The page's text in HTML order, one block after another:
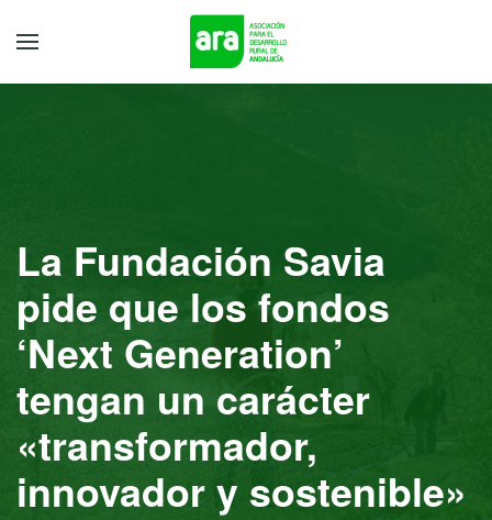
La Fundación Savia
pide que los fondos
‘Next Generation’
tengan un carácter
«transformador,
innovador y sostenible»